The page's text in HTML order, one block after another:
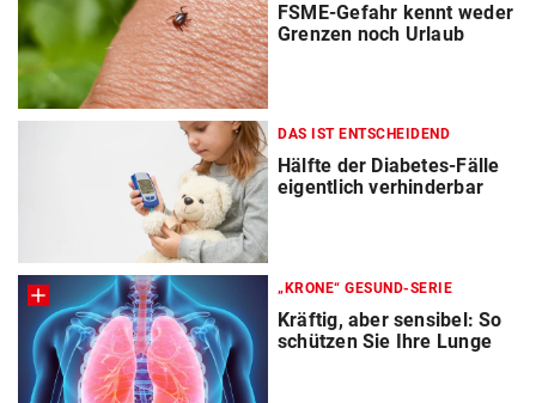
FSME-Gefahr kennt weder
Grenzen noch Urlaub
DAS IST ENTSCHEIDEND
Hälfte der Diabetes-Fälle
eigentlich verhinderbar
„KRONE“ GESUND-SERIE
Kräftig, aber sensibel: So
schützen Sie Ihre Lunge